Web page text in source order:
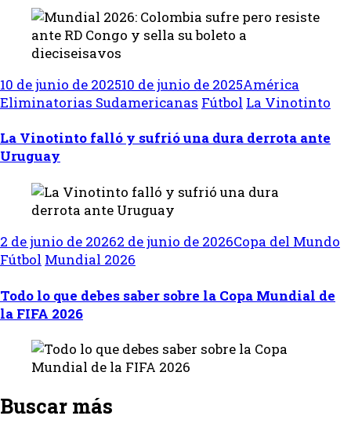
10 de junio de 202510 de junio de 2025América
Eliminatorias Sudamericanas Fútbol La Vinotinto
La Vinotinto falló y sufrió una dura derrota ante
Uruguay
2 de junio de 20262 de junio de 2026Copa del Mundo
Fútbol Mundial 2026
Todo lo que debes saber sobre la Copa Mundial de
la FIFA 2026
Buscar más